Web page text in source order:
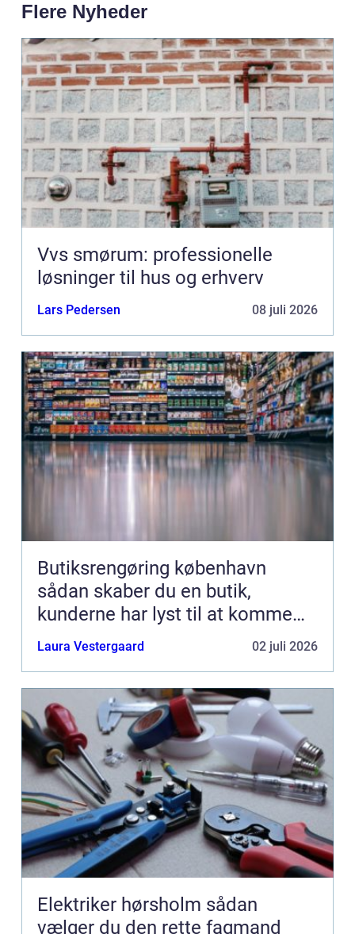
Flere Nyheder
Vvs smørum: professionelle
løsninger til hus og erhverv
Lars Pedersen 08 juli 2026
Butiksrengøring københavn
sådan skaber du en butik,
kunderne har lyst til at komme
tilbage til
Laura Vestergaard 02 juli 2026
Elektriker hørsholm sådan
vælger du den rette fagmand